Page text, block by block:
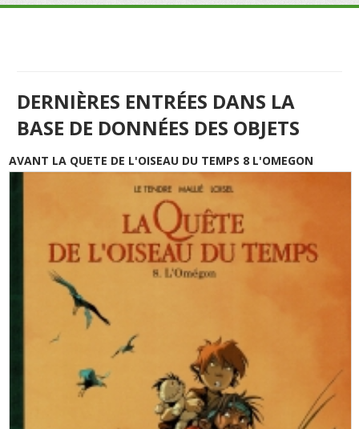
DERNIÈRES ENTRÉES DANS LA
BASE DE DONNÉES DES OBJETS
AVANT LA QUETE DE L'OISEAU DU TEMPS 8 L'OMEGON